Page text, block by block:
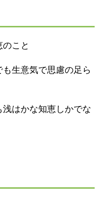
こと
生意気で思慮の足ら
はかな知恵しかでな